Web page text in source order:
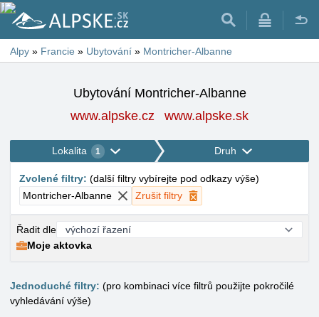
Alpy » Francie » Ubytování » Montricher-Albanne
Ubytování Montricher-Albanne
www.alpske.cz
www.alpske.sk
Lokalita 1 Druh
Zvolené filtry: (další filtry vybírejte pod odkazy výše)
Montricher-Albanne
Zrušit filtry
Řadit dle
Moje aktovka
Jednoduché filtry: (pro kombinaci více filtrů použijte pokročilé
vyhledávání výše)